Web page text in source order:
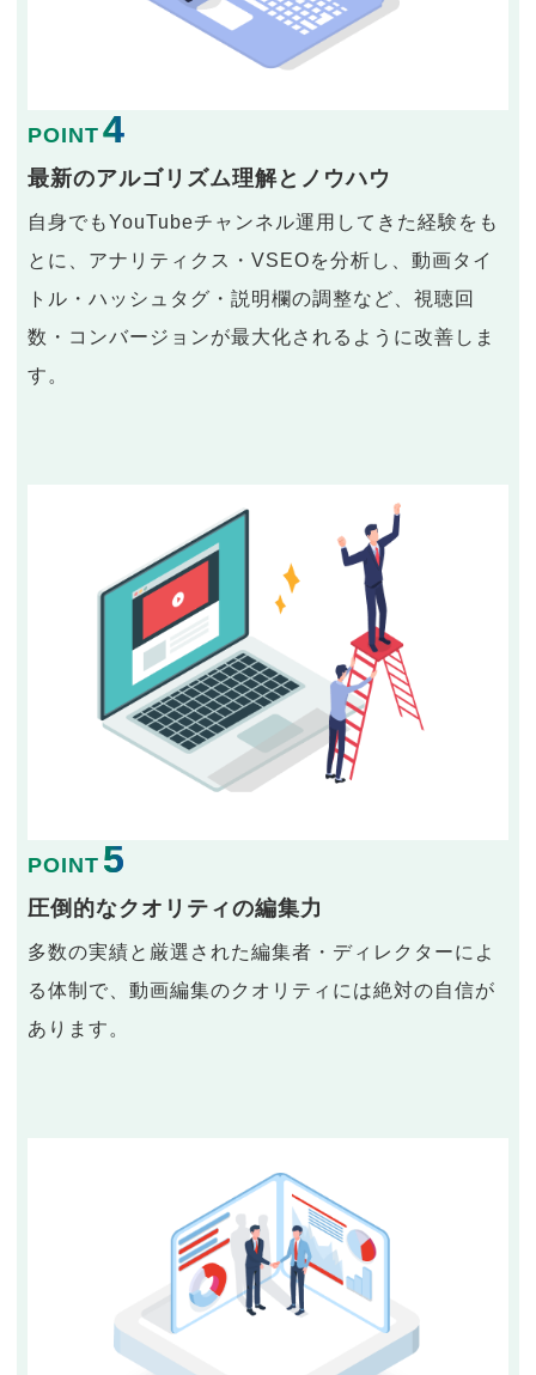
POINT 4
最新のアルゴリズム理解とノウハウ
自身でもYouTubeチャンネル運用してきた経験をも
とに、アナリティクス・VSEOを分析し、動画タイ
トル・ハッシュタグ・説明欄の調整など、視聴回
数・コンバージョンが最大化されるように改善しま
す。
POINT 5
圧倒的なクオリティの編集力
多数の実績と厳選された編集者・ディレクターによ
る体制で、動画編集のクオリティには絶対の自信が
あります。